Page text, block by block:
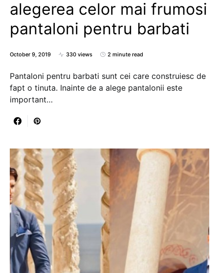
alegerea celor mai frumosi
pantaloni pentru barbati
October 9, 2019 330 views 2 minute read
Pantaloni pentru barbati sunt cei care construiesc de
fapt o tinuta. Inainte de a alege pantalonii este
important…